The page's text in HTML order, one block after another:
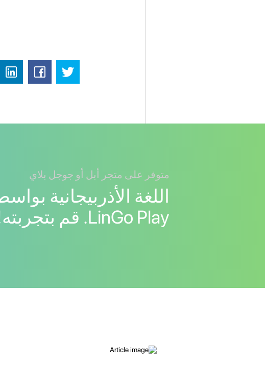
متوفر على متجر أبل أو جوجل بلاي
اللغة الأذربيجانية
LinGo Play. قم بتجربته!